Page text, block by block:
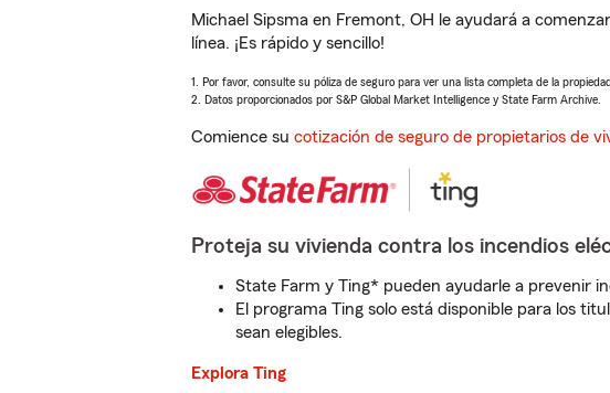
Michael Sipsma en Fremont, OH le ayudará a
línea. ¡Es rápido y sencillo!
1. Por favor, consulte su póliza de seguro para ver una lista completa de la
2. Datos proporcionados por S&P Global Market Intelligence y State Farm Archive.
Comience su cotización de seguro de propietarios de
Proteja su vivienda contra los incendios
State Farm y Ting* pueden ayudarle a prevenir
El programa Ting solo está disponible para los
sean elegibles.
Explora Ting